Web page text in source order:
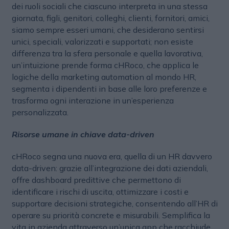
dei ruoli sociali che ciascuno interpreta in una stessa
giornata, figli, genitori, colleghi, clienti, fornitori, amici,
siamo sempre esseri umani, che desiderano sentirsi
unici, speciali, valorizzati e supportati; non esiste
differenza tra la sfera personale e quella lavorativa,
un’intuizione prende forma cHRoco, che applica le
logiche della marketing automation al mondo HR,
segmenta i dipendenti in base alle loro preferenze e
trasforma ogni interazione in un’esperienza
personalizzata.
Risorse umane in chiave data-driven
cHRoco segna una nuova era, quella di un HR davvero
data-driven: grazie all’integrazione dei dati aziendali,
offre dashboard predittive che permettono di
identificare i rischi di uscita, ottimizzare i costi e
supportare decisioni strategiche, consentendo all’HR di
operare su priorità concrete e misurabili. Semplifica la
vita in azienda attraverso un’unica app che racchiude